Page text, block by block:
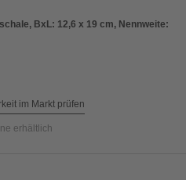
BxL: 12,6 x 19 cm, Nennweite:
im Markt prüfen
erhältlich